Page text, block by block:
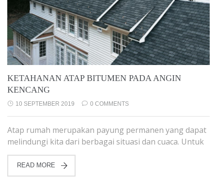
KETAHANAN ATAP BITUMEN PADA ANGIN
KENCANG
10 SEPTEMBER 2019 0 COMMENTS
Atap rumah merupakan payung permanen yang dapat
melindungi kita dari berbagai situasi dan cuaca. Untuk
READ MORE